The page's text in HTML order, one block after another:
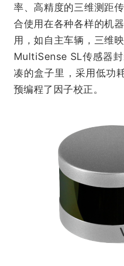
率、高精度的三维测距
合使用在各种各样的机
用，如自主车辆，三维
MultiSense SL传感器
凑的盒子里，采用低功
预编程了因子校正。